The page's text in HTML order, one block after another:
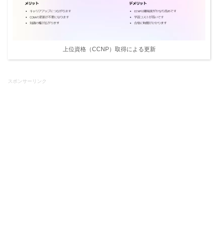
上位資格（CCNP）取得による更新
スポンサーリンク